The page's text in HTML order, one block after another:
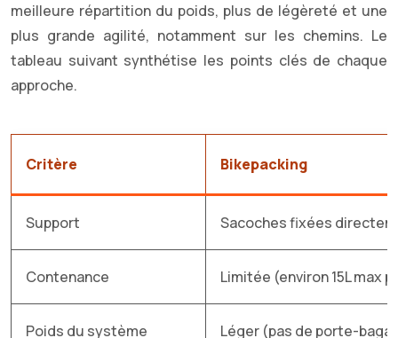
meilleure répartition du poids, plus de légèreté et une
plus grande agilité, notamment sur les chemins. Le
tableau suivant synthétise les points clés de chaque
approche.
Critère Bikepacking
Support Sacoches fixées
Contenance Limitée (environ 15L max
Poids du système Léger (pas de porte-